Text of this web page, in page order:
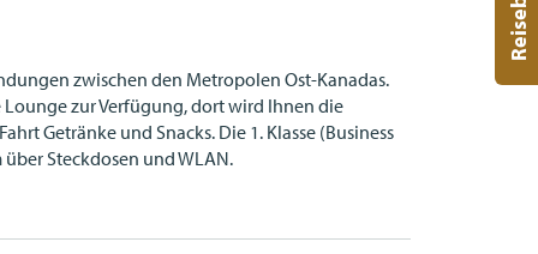
zwischen den Metropolen Ost-Kanadas.
Lounge zur Verfügung, dort wird Ihnen die
Getränke und Snacks. Die 1. Klasse (Business
Steckdosen undWLAN.